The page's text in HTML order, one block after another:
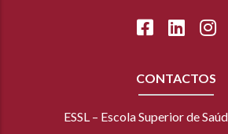
CONTACTOS
ESSL – Escola Superior de